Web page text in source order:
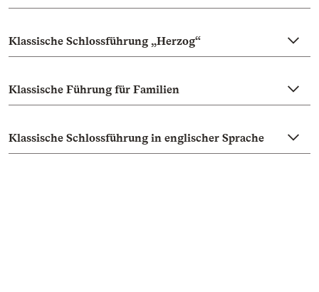
Klassische Schlossführung „Herzog“
Klassische Führung für Familien
Klassische Schlossführung in englischer Sprache